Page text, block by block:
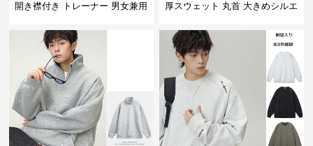
開き襟付き トレーナー 男女兼用
厚スウェット 丸首 大きめシルエ